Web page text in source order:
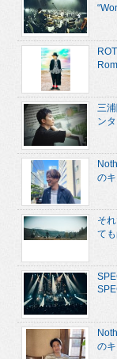
三
ン
の
そ
て
の